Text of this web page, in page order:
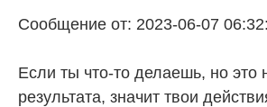
Сообщение от: 2023-06-07
Если ты что-то делаешь, но это
результата, значит твои